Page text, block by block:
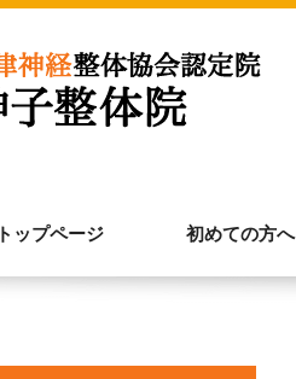
トップページ 初めての方へ